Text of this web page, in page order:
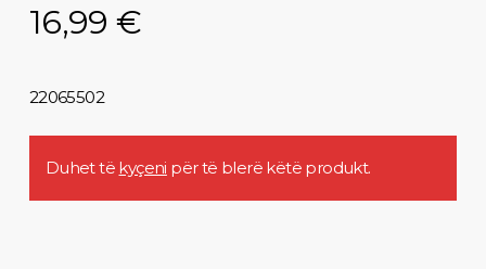
16,99€
22065502
Duhet të kyçeni për të blerë këtë produkt.